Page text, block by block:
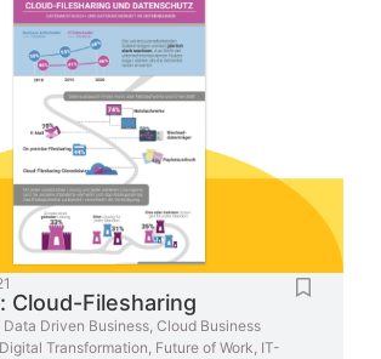
Cloud-Filesharing
Driven Business,Cloud Business
Digital Transformation, Future of Work, IT-